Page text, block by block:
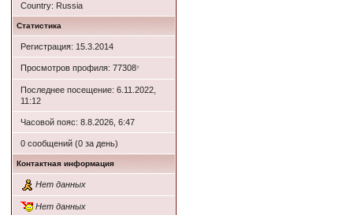
Country: Russia
Статистика
Регистрация: 15.3.2014
Просмотров профиля: 77308*
Последнее посещение: 6.11.2022,
11:12
Часовой пояс: 8.8.2026, 6:47
0 сообщений (0 за день)
Контактная информация
Нет данных
Нет данных